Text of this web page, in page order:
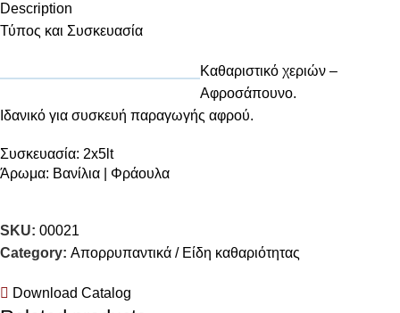
Description
Τύπος και Συσκευασία
Καθαριστικό χεριών –
Αφροσάπουνο.
Ιδανικό για συσκευή παραγωγής αφρού.
Συσκευασία: 2x5lt
Άρωμα: Βανίλια | Φράουλα
SKU: 00021
Category: Απορρυπαντικά / Είδη καθαριότητας
Download Catalog